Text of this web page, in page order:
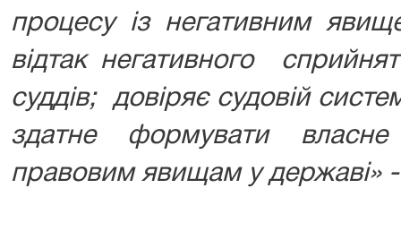
процесу із негативним
відтак негативного
суддів; довіряє судовій
здатне формувати
правовим явищам у державі»